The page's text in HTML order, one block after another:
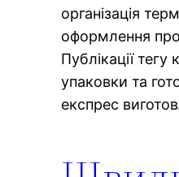
організація
оформлення
Публікації
упаковки та
експрес